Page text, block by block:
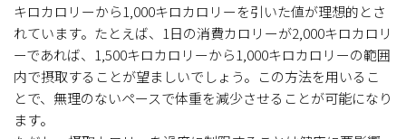
キロカロリーから1,000キロカロリーを引いた値が理想的とさ
れています。たとえば、1日の消費カロリーが2,000キロカロリ
ーであれば、1,500キロカロリーから1,000キロカロリーの範囲
内で摂取することが望ましいでしょう。この方法を用いるこ
とで、無理のないペースで体重を減少させることが可能になり
ます。